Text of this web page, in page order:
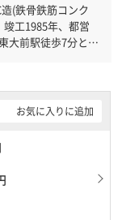
(鉄骨鉄筋コンク
大前駅徒歩7分と複
お気に入りに追加